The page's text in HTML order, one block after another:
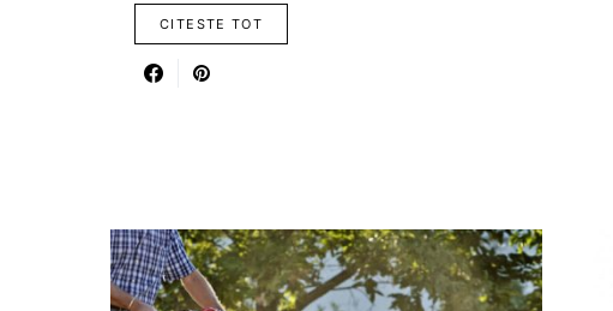
CITESTE TOT